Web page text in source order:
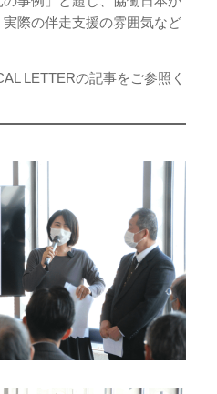
際の伴走支援の雰囲気など
LETTERの記事をご参照く